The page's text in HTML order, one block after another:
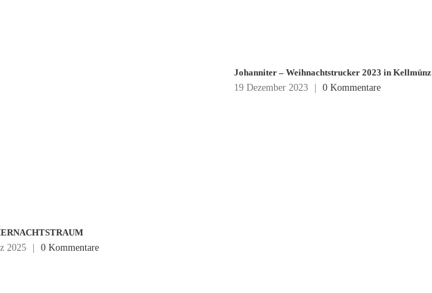
2025
0 Kommentare
Johanniter – Weihnachtstrucker 2023 in Kellmünz
19 Dezember 2023
0 Kommentare